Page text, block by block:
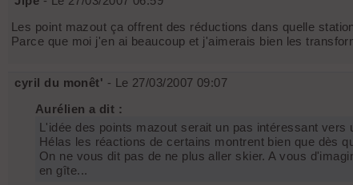
Les point mazout ça offrent des réductions dans quelle
Parce que moi j'en ai beaucoup et j'aimerais bien les
cyril du monêt' - Le 27/03/2007 09:07
Aurélien a dit :
L'idée des points mazout serait un pas intéressant vers
Hélas les réactions de certains montrent bien que dès
On ne vous dit pas de ne plus aller skier. A vous
en gîte...